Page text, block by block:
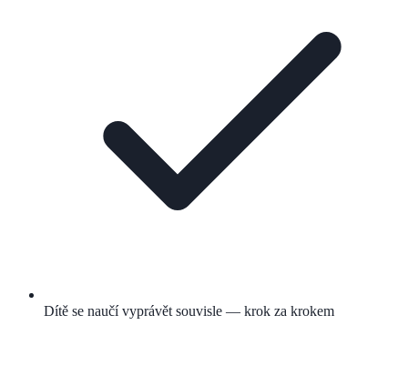
Dítě se naučí vyprávět souvisle — krok za krokem